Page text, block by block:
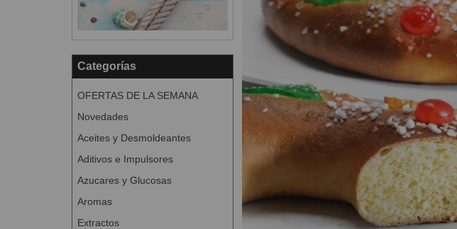
Categorías
OFERTAS DE LA SEMANA
Novedades
Aceites y Desmoldeantes
Aditivos e Impulsores
Azucares y Glucosas
Aromas
Extractos